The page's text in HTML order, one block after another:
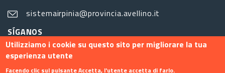
sistemairpinia@provincia.avellino.it
SÍGANOS
Utilizziamo i cookie su questo sito per migliorare la tua
esperienza utente
Facendo clic sul pulsante Accetta, l'utente accetta di farlo.